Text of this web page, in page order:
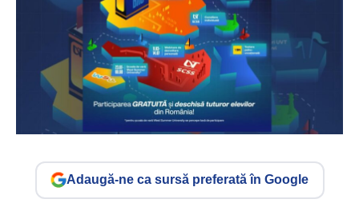
Adaugă-ne ca sursă preferată în Google